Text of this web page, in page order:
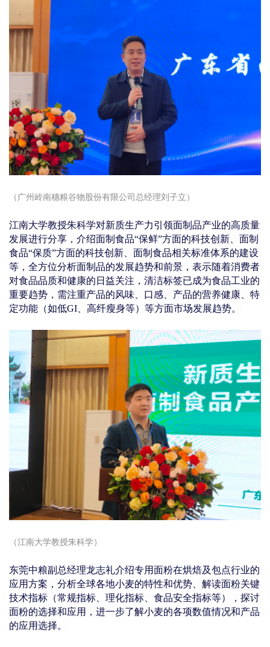
（广州岭南穗粮谷物股份有限公司 总经理刘子立）
江南大学教授朱科学对新质生产力引领面制品产业的高质量
发展进行分享，介绍面制食品“保鲜”方面的科技创新、面制
食品“保质”方面的科技创新、面制食品相关标准体系的建设
等，全方位分析面制品的发展趋势和前景，表示随着消费者
对食品品质和健康的日益关注，清洁标签已成为食品工业的
重要趋势，需注重产品的风味、口感 、产品的营养健康、特
定功能（如低GI、高纤瘦身等）等方面市场发展趋势。
（江南大学教授朱科学）
东莞中粮副总经理龙志礼介绍专用面粉在烘焙及包点行业的
应用方案，分析全球各地小麦的特性和优势、解读面粉关键
技术指标（常规指标、理化指标、食品安全指标等），探讨
面粉的选择和应用，进一步了解小麦的各项数值情况和产品
的应用选择。